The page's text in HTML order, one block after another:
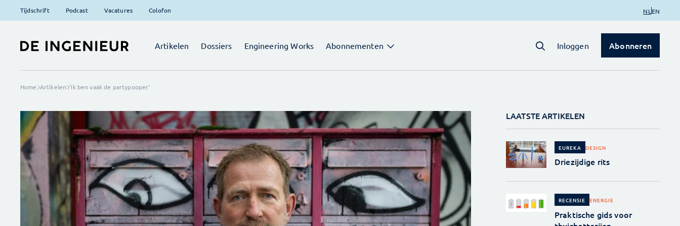
Tijdschrift Podcast Vacatures Colofon NL EN
Artikelen Dossiers Engineering Works Abonnementen Inloggen Abonneren
Home Artikelen 'Ik ben vaak de partypooper'
LAATSTE ARTIKELEN
EUREKA DESIGN
Driezijdige rits
RECENSIE ENERGIE
Praktische gids voor